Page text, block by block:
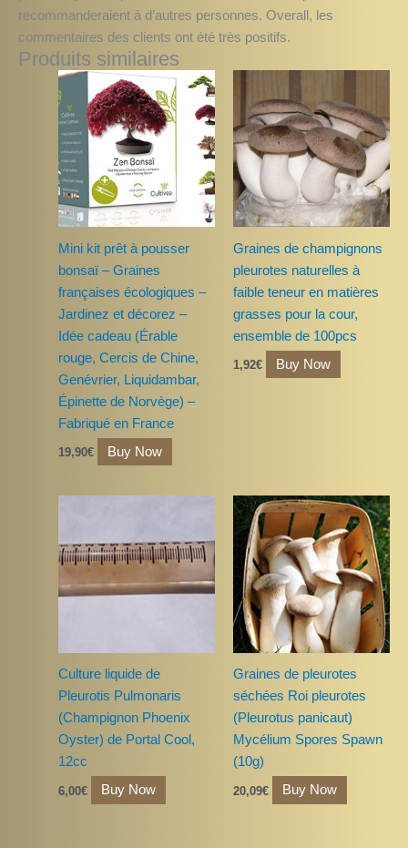
recommanderaient à d’autres personnes. Overall, les
commentaires des clients ont été très positifs.
Produits similaires
Mini kit prêt à pousser
bonsaï – Graines
françaises écologiques –
Jardinez et décorez –
Idée cadeau (Érable
rouge, Cercis de Chine,
Genévrier, Liquidambar,
Épinette de Norvège) –
Fabriqué en France
19,90€ Buy Now
Graines de champignons
pleurotes naturelles à
faible teneur en matières
grasses pour la cour,
ensemble de 100pcs
1,92€ Buy Now
Culture liquide de
Pleurotis Pulmonaris
(Champignon Phoenix
Oyster) de Portal Cool,
12cc
6,00€ Buy Now
Graines de pleurotes
séchées Roi pleurotes
(Pleurotus panicaut)
Mycélium Spores Spawn
(10g)
20,09€ Buy Now